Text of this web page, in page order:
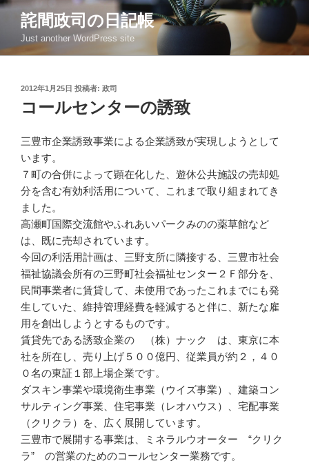
コ
ン
詫間政司の日記帳
Just another WordPress site
投
稿
日:
2012年1月25日 投稿者: 政司
コールセンターの誘致
三豊市企業誘致事業による企業誘致が実現しようとして
います。
７町の合併によって顕在化した、遊休公共施設の売却処
分を含む有効利活用について、これまで取り組まれてき
ました。
高瀬町国際交流館やふれあいパークみのの薬草館など
は、既に売却されています。
今回の利活用計画は、三野支所に隣接する、三豊市社会
福祉協議会所有の三野町社会福祉センター２Ｆ部分を、
民間事業者に賃貸して、未使用であったこれまでにも発
生していた、維持管理経費を軽減すると伴に、新たな雇
用を創出しようとするものです。
賃貸先である誘致企業の （株）ナック は、東京に本
社を所在し、売り上げ５００億円、従業員が約２，４０
０名の東証１部上場企業です。
ダスキン事業や環境衛生事業（ウイズ事業）、建築コン
サルティング事業、住宅事業（レオハウス）、宅配事業
（クリクラ）を、広く展開しています。
三豊市で展開する事業は、ミネラルウオーター “クリク
ラ” の営業のためのコールセンター業務です。